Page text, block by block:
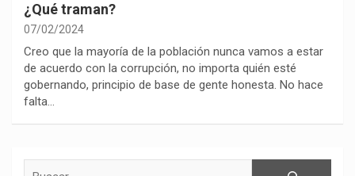
¿Qué traman?
07/02/2024
Creo que la mayoría de la población nunca vamos a estar
de acuerdo con la corrupción, no importa quién esté
gobernando, principio de base de gente honesta. No hace
falta…